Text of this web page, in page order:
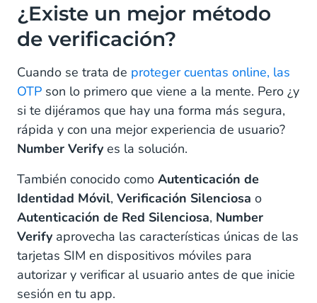
¿Existe un mejor método
de verificación?
Cuando se trata de proteger cuentas online, las
OTP son lo primero que viene a la mente. Pero ¿y
si te dijéramos que hay una forma más segura,
rápida y con una mejor experiencia de usuario?
Number Verify es la solución.
También conocido como Autenticación de
Identidad Móvil, Verificación Silenciosa o
Autenticación de Red Silenciosa, Number
Verify aprovecha las características únicas de las
tarjetas SIM en dispositivos móviles para
autorizar y verificar al usuario antes de que inicie
sesión en tu app.